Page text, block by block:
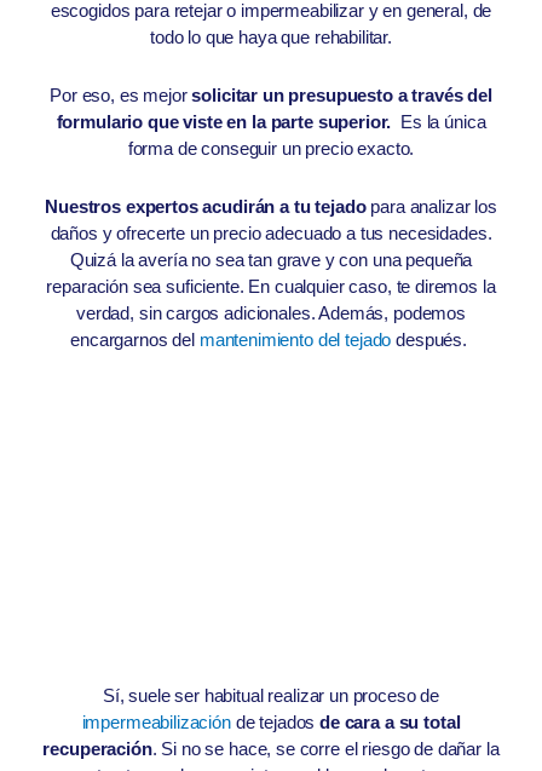
escogidos para retejar o impermeabilizar y en general, de
todo lo que haya que rehabilitar.
Por eso, es mejorsolicitar un presupuesto a través del
formulario que viste en la parte superior. Es la única
forma de conseguir un precio exacto.
Nuestros expertos acudirán a tu tejado para analizar los
daños y ofrecerte un precio adecuado a tus necesidades.
Quizá la avería no sea tan grave y con una pequeña
reparación sea suficiente. En cualquier caso, te diremos la
verdad, sin cargos adicionales. Además, podemos
encargarnos del mantenimiento del tejadodespués.
Sí, suele ser habitual realizar un proceso de
impermeabilizaciónde tejadosde cara a su total
recuperación. Si no se hace, se corre el riesgo de dañar la